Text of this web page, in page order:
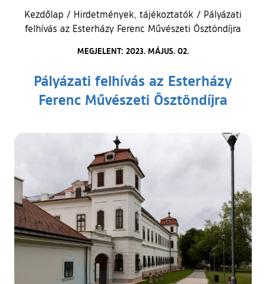
Kezdőlap / Hirdetmények, tájékoztatók / Pályázati
felhívás az Esterházy Ferenc Művészeti Ösztöndíjra
MEGJELENT: 2023. MÁJUS. 02.
Pályázati felhívás az Esterházy
Ferenc Művészeti Ösztöndíjra